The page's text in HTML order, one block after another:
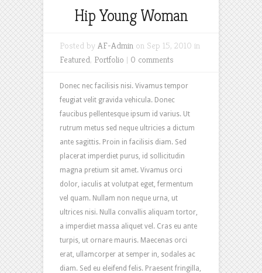
Hip Young Woman
Posted by AF-Admin on Sep 15, 2010 in
Featured, Portfolio | 0 comments
Donec nec facilisis nisi. Vivamus tempor
feugiat velit gravida vehicula. Donec
faucibus pellentesque ipsum id varius. Ut
rutrum metus sed neque ultricies a dictum
ante sagittis. Proin in facilisis diam. Sed
placerat imperdiet purus, id sollicitudin
magna pretium sit amet. Vivamus orci
dolor, iaculis at volutpat eget, fermentum
vel quam. Nullam non neque urna, ut
ultrices nisi. Nulla convallis aliquam tortor,
a imperdiet massa aliquet vel. Cras eu ante
turpis, ut ornare mauris. Maecenas orci
erat, ullamcorper at semper in, sodales ac
diam. Sed eu eleifend felis. Praesent fringilla,